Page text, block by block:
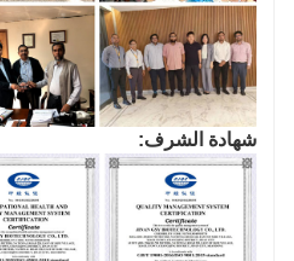
شهادة الشرف: